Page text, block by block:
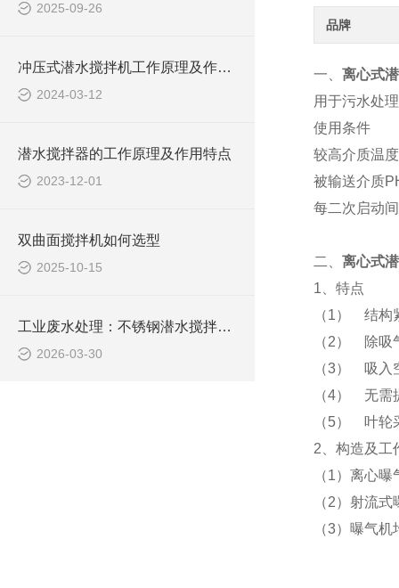
2025-09-26
冲压式潜水搅拌机工作原理及作用特点、安装结构图
2024-03-12
潜水搅拌器的工作原理及作用特点
2023-12-01
双曲面搅拌机如何选型
2025-10-15
工业废水处理：不锈钢潜水搅拌机如何防止污泥沉淀
2026-03-30
品牌
一、 离心式
用于污水处
使用条件
较高介质温
被输送介质
每二次启动
二、 离心式
1、特点
（1） 结构
（2） 除吸
（3） 吸入
（4） 无需
（5） 叶轮
2、构造及工
（1）离心
（2）射流
（3）曝气